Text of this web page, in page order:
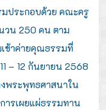
มประกอบด้วย คณะครู
วน 250 คน ตาม
ข้าค่ายคุณธรรมที่
– 12 กันยายน 2568
พระพุทธศาสนาใน
รเผยแผ่ธรรมทาน